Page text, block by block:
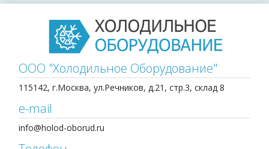
ООО "Холодильное Оборудование"
115142, г.Москва, ул.Речников, д.21, стр.3, склад 8
e-mail
info@holod-oborud.ru